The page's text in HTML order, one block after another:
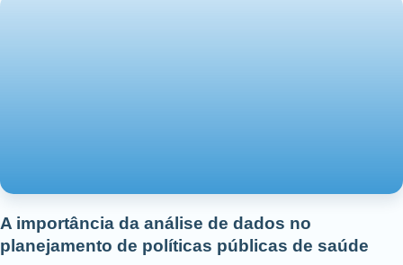
A importância da análise de dados no
planejamento de políticas públicas de saúde